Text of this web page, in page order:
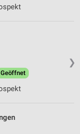
❯
Geöffnet